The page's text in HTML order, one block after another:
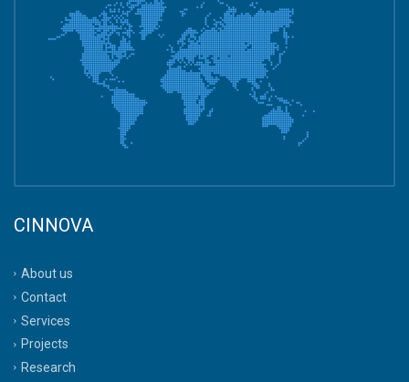
CINNOVA
About us
Contact
Services
Projects
Research